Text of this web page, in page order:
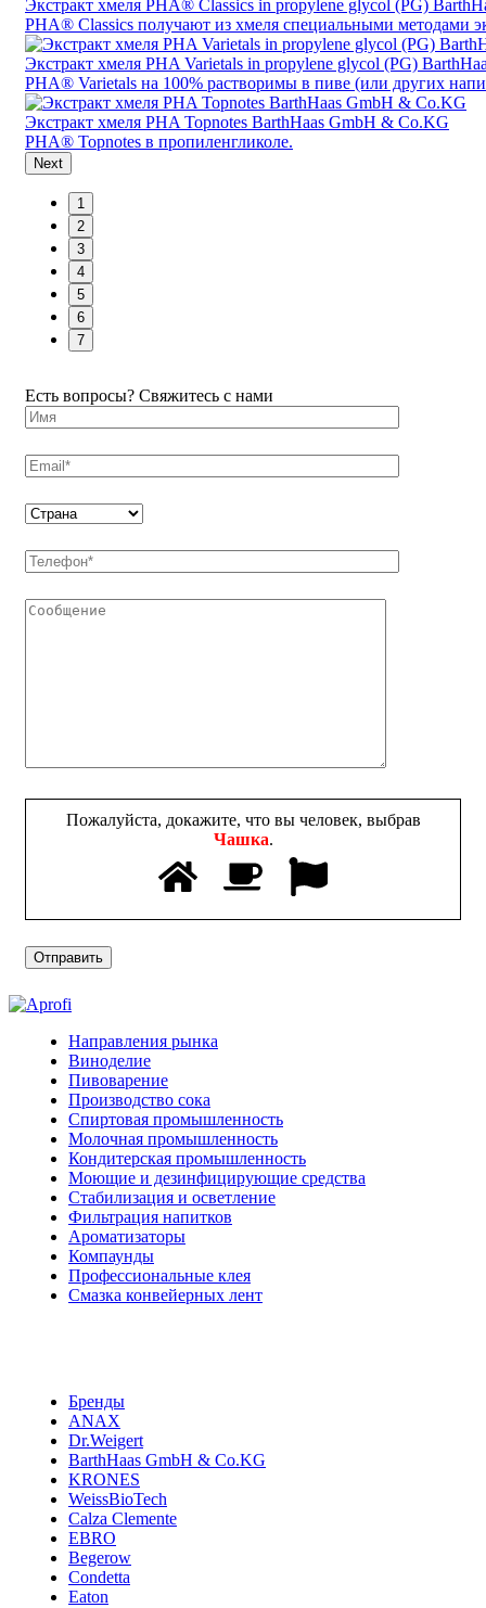
Экстракт хмеля PHA® Classics in propylene glycol (PG)
PHA® Classics получают из хмеля специальными методами
Экстракт хмеля PHA Varietals in propylene glycol (PG)
PHA® Varietals на 100% растворимы в пиве (или других
Экстракт хмеля PHA Topnotes BarthHaas GmbH & Co.KG
PHA® Topnotes в пропиленгликоле.
Next
1
2
3
4
5
6
7
Есть вопросы? Свяжитесь с нами
Пожалуйста, докажите, что вы человек, выбрав
Чашка.
Направления рынка
Виноделие
Пивоварение
Производство сока
Спиртовая промышленность
Молочная промышленность
Кондитерская промышленность
Моющие и дезинфицирующие средства
Стабилизация и осветление
Фильтрация напитков
Ароматизаторы
Компаунды
Профессиональные клея
Смазка конвейерных лент
Бренды
ANAX
Dr.Weigert
BarthHaas GmbH & Co.KG
KRONES
WeissBioTech
Calza Clemente
EBRO
Begerow
Condetta
Eaton